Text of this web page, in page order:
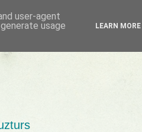
user-agent
usage
LEARN MORE